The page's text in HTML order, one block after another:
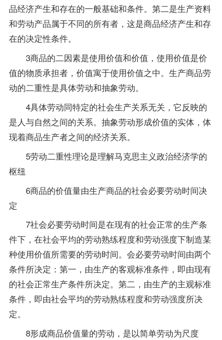
品经济产生和存在的一般基础和条件。第二是生产资料
和劳动产品属于不同的所有者，这是商品经济产生和存
在的决定性条件。
3商品的二因素是使用价值和价值，使用价值是价
值的物质承担者，价值寓于使用价值之中。生产商品劳
动的二重性是具体劳动和抽象劳动。
4具体劳动同特定的社会生产关系无关，它反映的
是人与自然之间的关系。抽象劳动形成价值的实体，体
现着商品生产者之间的经济关系。
5劳动二重性理论是理解马克思主义政治经济学的
枢纽
6商品的价值量由生产商品的社会必要劳动时间决
定
7社会必要劳动时间是在现有的社会正常的生产条
件下，在社会平均的劳动熟练程度和劳动强度下制造某
种使用价值所需要的劳动时间。会必要劳动时间由两个
条件所决定：第一，由生产的客观标准条件，即由现有
的社会正常生产条件所决定。第二，由生产的主观标准
条件，即由社会平均的劳动熟练程度和劳动强度所决
定。
8形成商品价值量的劳动，是以简单劳动为尺度